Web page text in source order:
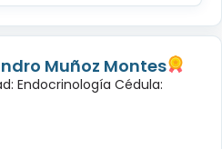
Muñoz Montes
Endocrinología Cédula: